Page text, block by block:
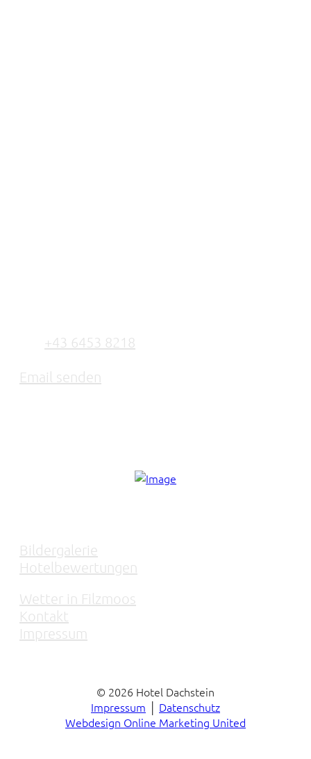
+43 6453 8218
Email senden
Bildergalerie
Hotelbewertungen
Wetter in Filzmoos
Kontakt
Impressum
© 2026 Hotel Dachstein
Impressum
Datenschutz
Webdesign Online Marketing United